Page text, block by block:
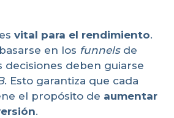
vital para el rendimiento.
en los funnelsde
decisiones deben guiarse
. Esto garantiza que cada
el propósito de aumentar
.